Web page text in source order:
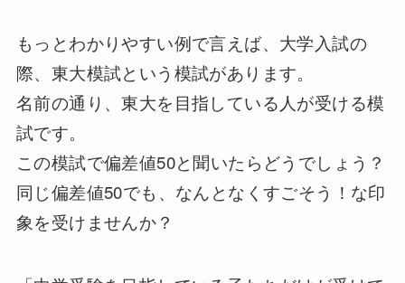
もっとわかりやすい例で言えば、大学入試の
際、東大模試という模試があります。
名前の通り、東大を目指している人が受ける模
試です。
この模試で偏差値50と聞いたらどうでしょう？
同じ偏差値50でも、なんとなくすごそう！な印
象を受けませんか？